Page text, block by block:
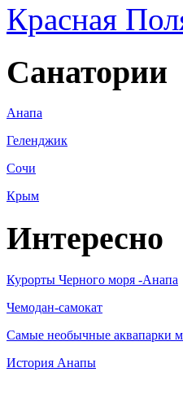
Красная
Санатории
Анапа
Геленджик
Сочи
Крым
Интересно
Курорты Черного моря -Анапа
Чемодан-самокат
Самые необычные аквапарки
История Анапы